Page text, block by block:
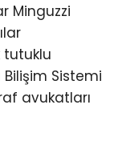
Minguzzi
tutuklu
Bilişim Sistemi
avukatları